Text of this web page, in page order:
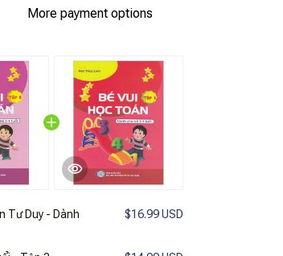
More payment options
Tư Duy - Dành
$16.99 USD